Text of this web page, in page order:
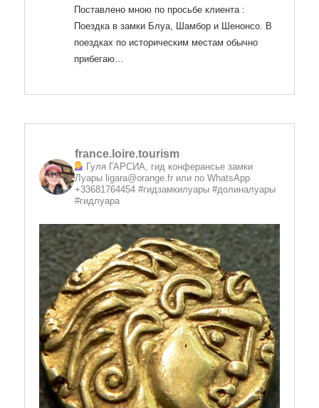
Поставлено мною по просьбе клиента :
Поездка в замки Блуа, Шамбор и Шенонсо. В
поездках по историческим местам обычно
прибегаю…
france.loire.tourism
Гуля ГАРСИА, гид конферансье замки
Луары ligara@orange.fr или по WhatsApp
+33681764454 #гидзамкилуары #долиналуары
#гидлуара